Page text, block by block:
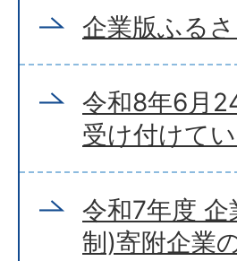
企業版ふる
令和8年6月
受け付けて
令和7年度
制)寄附企業